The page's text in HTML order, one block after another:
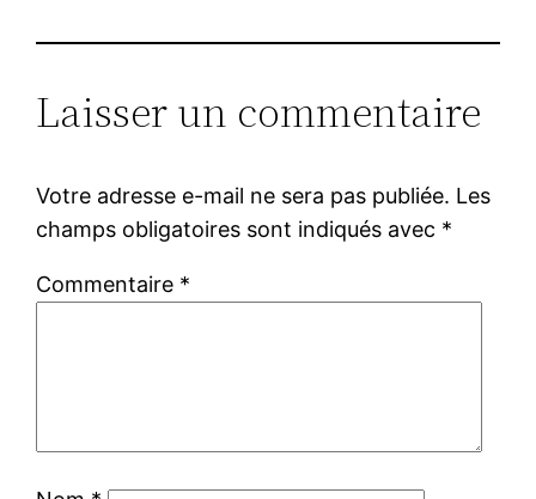
Laisser un commentaire
Votre adresse e-mail ne sera pas publiée. Les
champs obligatoires sont indiqués avec *
Commentaire *